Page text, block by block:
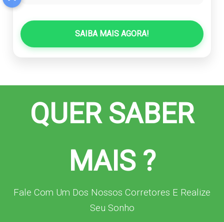
SAIBA MAIS AGORA!
QUER SABER
MAIS ?
Fale Com Um Dos Nossos Corretores E Realize
Seu Sonho